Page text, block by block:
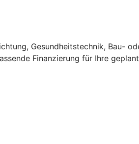
Gesundheitstechnik, Bau-
Finanzierung für Ihre